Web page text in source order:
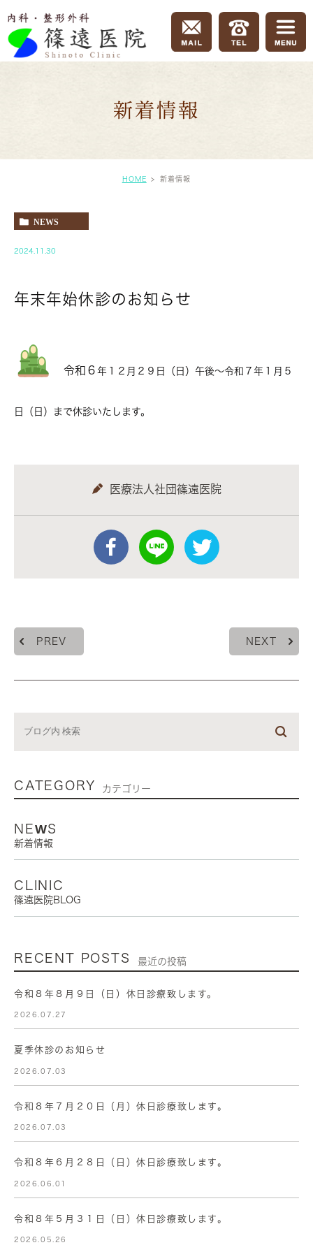
新着情報
HOME 新着情報
NEWS
2024.11.30
年末年始休診のお知らせ
令和６ 年１２月２９日（日）午後〜令和７年１月５
日（日）まで休診いたします。
医療法人社団篠遠医院
PREV NEXT
CATEGORY カテゴリー
NEWS
新着情報
CLINIC
篠遠医院BLOG
RECENT POSTS 最近の投稿
令和８年８月９日（日）休日診療致します。
2026.07.27
夏季休診のお知らせ
2026.07.03
令和８年７月２０日（月）休日診療致します。
2026.07.03
令和８年６月２８日（日）休日診療致します。
2026.06.01
令和８年５月３１日（日）休日診療致します。
2026.05.26